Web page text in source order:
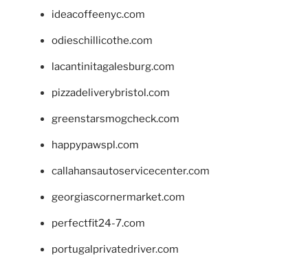
ideacoffeenyc.com
odieschillicothe.com
lacantinitagalesburg.com
pizzadeliverybristol.com
greenstarsmogcheck.com
happypawspl.com
callahansautoservicecenter.com
georgiascornermarket.com
perfectfit24-7.com
portugalprivatedriver.com